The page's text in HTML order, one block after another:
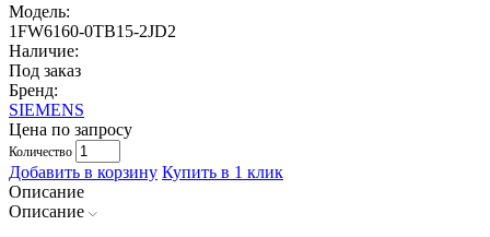
Модель:
1FW6160-0TB15-2JD2
Наличие:
Под заказ
Бренд:
SIEMENS
Цена по запросу
Количество
Добавить в корзину Купить в 1 клик
Описание
Описание